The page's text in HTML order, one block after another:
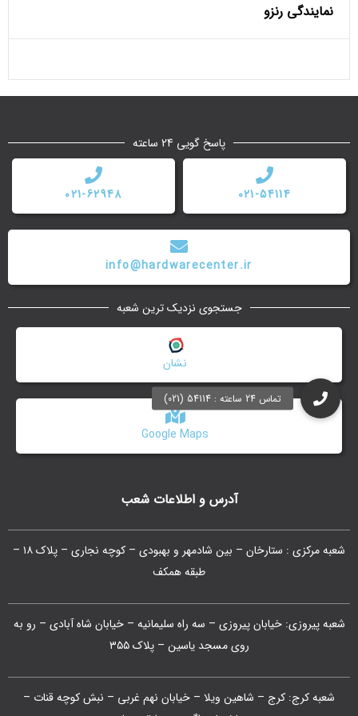
نمایندگی رنزو
آدرس و اطلاعات شعب
شعبه مرکزی : ستارخان – بین شادمهر و بهبودی – کوچه نجاری – پلاک ۱۸ –
طبقه همکف
شعبه پیروزی: خیابان پیروزی – سه راه سلیمانیه – خیابان شاه آبادی – رو به
روی مسجد یاسین – پلاک ۳۵۵
شعبه کرج: کرج – شاهین ویلا – خیابان نهم غربی – نبش کوچه قنات –
پاسخ گویی 24 ساعته
021-54114
021-62948
info@hardwarecenter.ir
جستجوی نزدیک ترین شعبه
Google Maps
نشان